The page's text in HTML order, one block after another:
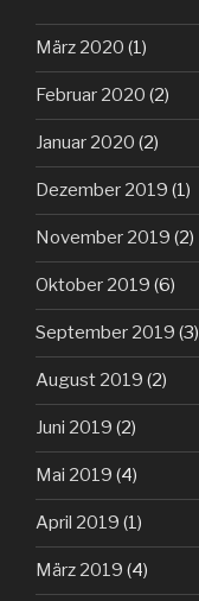
März 2020 (1)
Februar 2020 (2)
Januar 2020 (2)
Dezember 2019 (1)
November 2019 (2)
Oktober 2019 (6)
September 2019 (3)
August 2019 (2)
Juni 2019 (2)
Mai 2019 (4)
April 2019 (1)
März 2019 (4)